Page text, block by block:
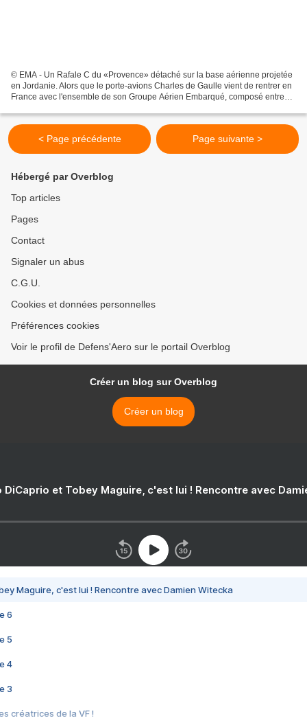
© EMA - Un Rafale C du «Provence» détaché sur la base aérienne projetée
en Jordanie. Alors que le porte-avions Charles de Gaulle vient de rentrer en
France avec l'ensemble de son Groupe Aérien Embarqué, composé entre
< Page précédente Page suivante >
Hébergé par Overblog
Top articles
Pages
Contact
Signaler un abus
C.G.U.
Cookies et données personnelles
Préférences cookies
Voir le profil de Defens'Aero sur le portail Overblog
Créer un blog sur Overblog
Créer un blog
DiCaprio et Tobey Maguire, c'est lui ! Rencontre avec
Maguire, c'est lui ! Rencontre avec Damien Witecka
6
5
4
3
créatrices de la VF !